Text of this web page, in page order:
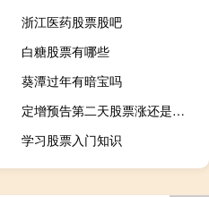
浙江医药股票股吧
白糖股票有哪些
葵潭过年有暗宝吗
定增预告第二天股票涨还是跌啊
学习股票入门知识